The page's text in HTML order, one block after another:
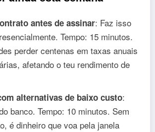
antes de assinar: Faz isso
Tempo: 15 minutos.
perder centenas em taxas anuais
afetando o teu rendimento de
alternativas de baixo custo:
banco. Tempo: 10 minutos. Sem
é dinheiro que voa pela janela